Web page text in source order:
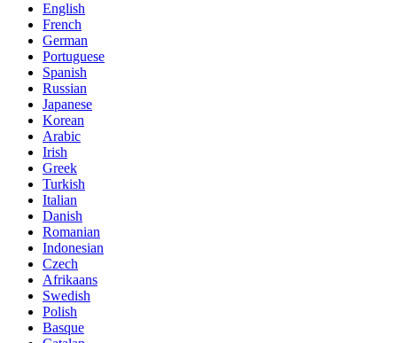
English
French
German
Portuguese
Spanish
Russian
Japanese
Korean
Arabic
Irish
Greek
Turkish
Italian
Danish
Romanian
Indonesian
Czech
Afrikaans
Swedish
Polish
Basque